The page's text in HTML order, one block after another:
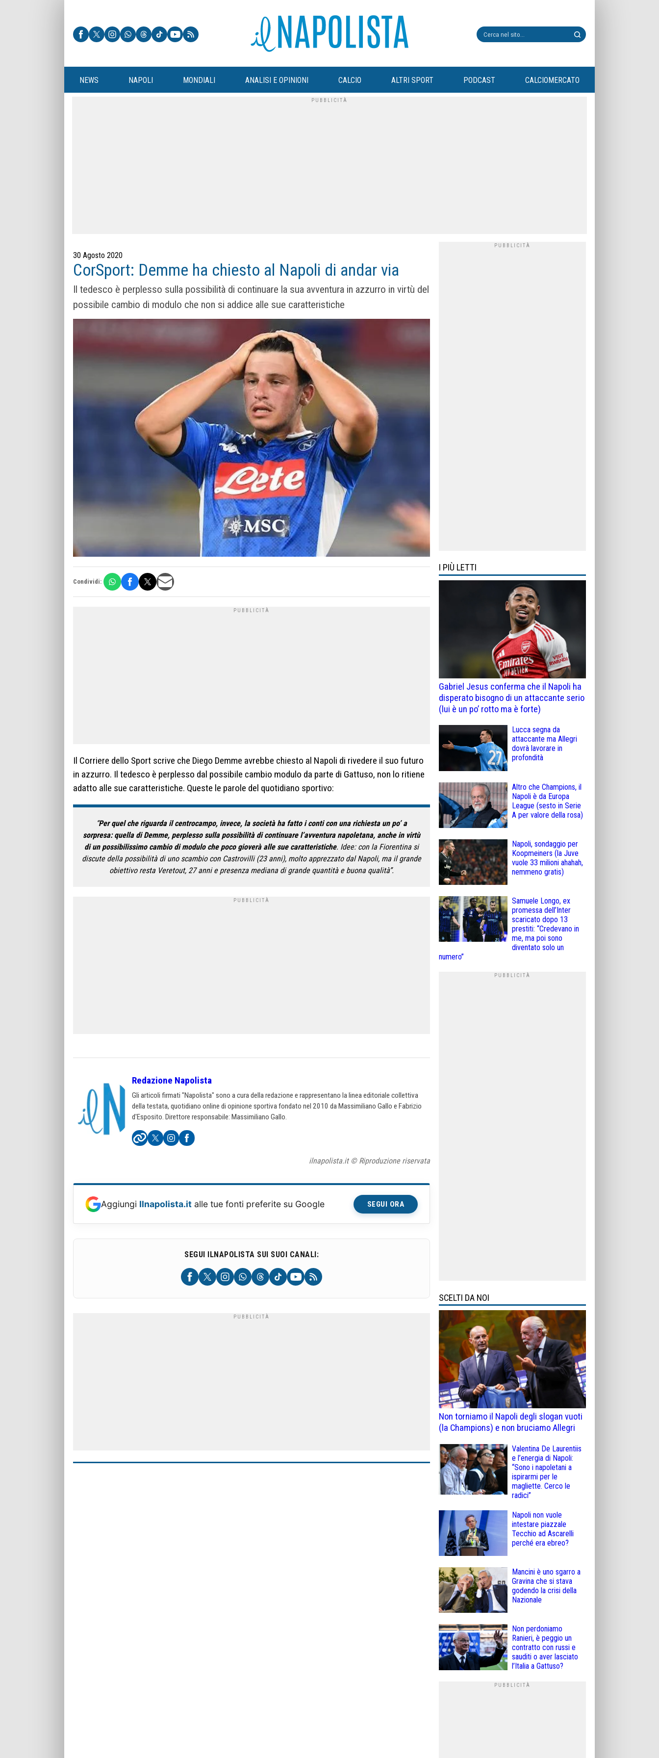
NEWS NAPOLI MONDIALI ANALISI E OPINIONI CALCIO ALTRI SPORT PODCAST CALCIOMERCATO
30 Agosto 2020
CorSport: Demme ha chiesto al Napoli di andar via
Il tedesco è perplesso sulla possibilità di continuare la sua avventura in azzurro in virtù del
possibile cambio di modulo che non si addice alle sue caratteristiche
Condividi:
Il Corriere dello Sport scrive che Diego Demme avrebbe chiesto al Napoli di rivedere il suo futuro
in azzurro. Il tedesco è perplesso dal possibile cambio modulo da parte di Gattuso, non lo ritiene
adatto alle sue caratteristiche. Queste le parole del quotidiano sportivo:
“Per quel che riguarda il centrocampo, invece, la società ha fatto i conti con una richiesta un po’ a
sorpresa: quella di Demme, perplesso sulla possibilità di continuare l’avventura napoletana, anche in virtù
di un possibilissimo cambio di modulo che poco gioverà alle sue caratteristiche. Idee: con la Fiorentina si
discute della possibilità di uno scambio con Castrovilli (23 anni), molto apprezzato dal Napoli, ma il grande
obiettivo resta Veretout, 27 anni e presenza mediana di grande quantità e buona qualità”.
Redazione Napolista
Gli articoli firmati "Napolista" sono a cura della redazione e rappresentano la linea editoriale collettiva
della testata, quotidiano online di opinione sportiva fondato nel 2010 da Massimiliano Gallo e Fabrizio
d'Esposito. Direttore responsabile: Massimiliano Gallo.
ilnapolista.it © Riproduzione riservata
Aggiungi Ilnapolista.it alle tue fonti preferite su Google SEGUI ORA
SEGUI ILNAPOLISTA SUI SUOI CANALI:
I PIÙ LETTI
Gabriel Jesus conferma che il Napoli ha
disperato bisogno di un attaccante serio
(lui è un po’ rotto ma è forte)
Lucca segna da
attaccante ma Allegri
dovrà lavorare in
profondità
Altro che Champions, il
Napoli è da Europa
League (sesto in Serie
A per valore della rosa)
Napoli, sondaggio per
Koopmeiners (la Juve
vuole 33 milioni ahahah,
nemmeno gratis)
Samuele Longo, ex
promessa dell’Inter
scaricato dopo 13
prestiti: “Credevano in
me, ma poi sono
diventato solo un
numero”
SCELTI DA NOI
Non torniamo il Napoli degli slogan vuoti
(la Champions) e non bruciamo Allegri
Valentina De Laurentiis
e l’energia di Napoli:
“Sono i napoletani a
ispirarmi per le
magliette. Cerco le
radici”
Napoli non vuole
intestare piazzale
Tecchio ad Ascarelli
perché era ebreo?
Mancini è uno sgarro a
Gravina che si stava
godendo la crisi della
Nazionale
Non perdoniamo
Ranieri, è peggio un
contratto con russi e
sauditi o aver lasciato
l’Italia a Gattuso?